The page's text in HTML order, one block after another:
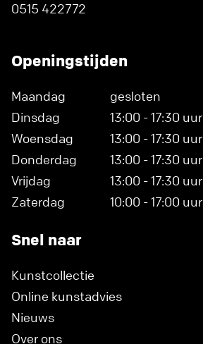
0515 422772
Openingstijden
Maandag
gesloten
Dinsdag
13:00 - 17:30 uur
Woensdag
13:00 - 17:30 uur
Donderdag
13:00 - 17:30 uur
Vrijdag
13:00 - 17:30 uur
Zaterdag
10:00 - 17:00 uur
Snel naar
Kunstcollectie
Online kunstadvies
Nieuws
Over ons